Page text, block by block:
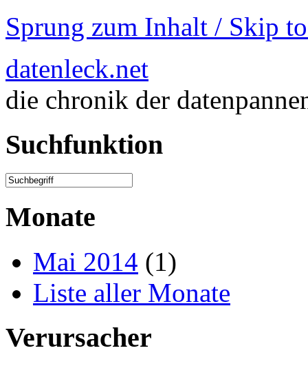
Sprung zum Inhalt / Skip
datenleck.net
die chronik der
Suchfunktion
Monate
Mai 2014 (1)
Liste aller Monate
Verursacher